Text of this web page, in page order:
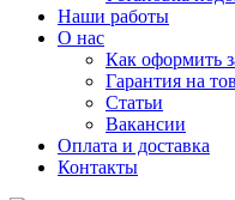
Наши работы
О нас
Как оформить
Гарантия на
Статьи
Вакансии
Оплата и доставка
Контакты